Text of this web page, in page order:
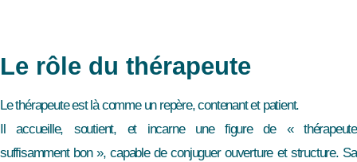
Le rôle du thérapeute
Le thérapeute est là comme un repère, contenant et patient.
Il accueille, soutient, et incarne une figure de « thérapeute
suffisamment bon », capable de conjuguer ouverture et structure. Sa